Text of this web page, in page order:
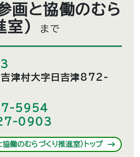
画と協働のむら
）
まで
吉津村大字日吉津872-
5954
0903
協働のむらづくり推進室）トップ